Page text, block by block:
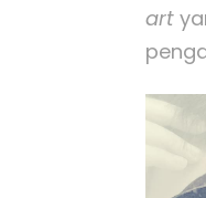
art